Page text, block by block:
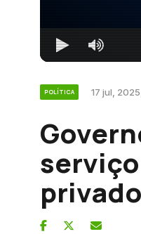
POLÍTICA 17 jul,
privado